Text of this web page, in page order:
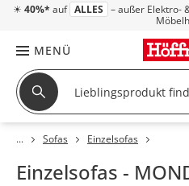
☀ 40%* auf ALLES – außer Elektro-
MENÜ
Sofas Einzelsofas
Einzelsofas -